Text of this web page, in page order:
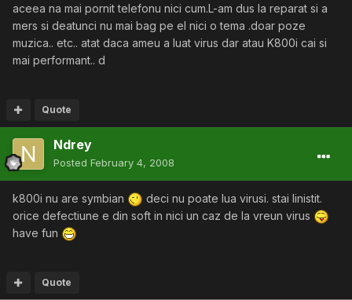
aceea na mai pornit telefonu nici cum.L-am dus la reparat si a
mers si deatunci nu mai bag pe el nici o tema .doar poze
muzica.. etc.. atat daca ameu a luat virus dar atau K800i cai si
mai performant.. d
Quote
Ndrey
Posted February 4, 2008
k800i nu are symbian
deci nu poate lua virusi. stai linistit.
orice defectiune e din soft in nici un caz de la vreun virus
have fun
Quote